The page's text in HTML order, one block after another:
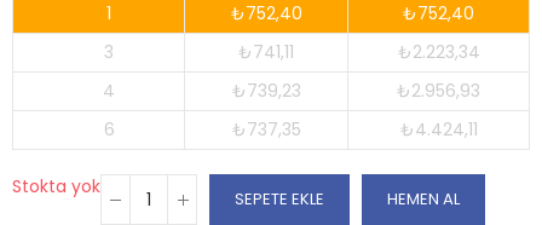
1
₺752,40
₺752,40
3
₺741,11
₺2.223,34
4
₺739,23
₺2.956,93
6
₺737,35 ₺4.424,11
Stokta yok
SEPETE EKLE HEMEN AL